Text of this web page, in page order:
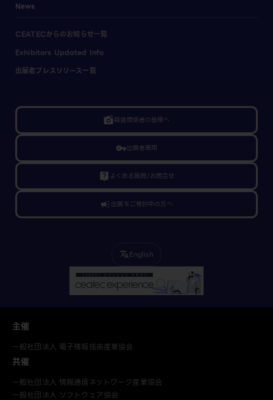
News
CEATECからのお知らせ一覧
Exhibitors Updated Info
出展者プレスリリース一覧
linked_camera報道関係者の皆様へ
vpn_key出展者専用
live_help よくある質問/お問合せ
campaign出展をご検討中の方へ
translateEnglish
主催
一般社団法人 電子情報技術産業協会
共催
一般社団法人 情報通信ネットワーク産業協会
一般社団法人 ソフトウェア協会